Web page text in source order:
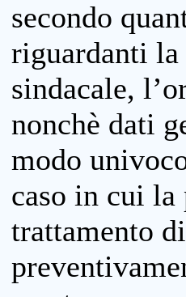
secondo
riguardanti la
sindacale,
nonchè dati
modo
caso in cui la
trattamento